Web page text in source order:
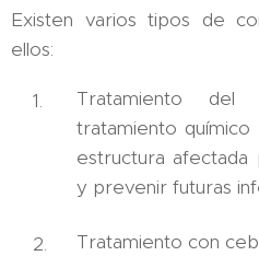
Existen varios tipos de
ellos:
Tratamiento
tratamiento
estructura afectada
y prevenir futuras
Tratamiento con